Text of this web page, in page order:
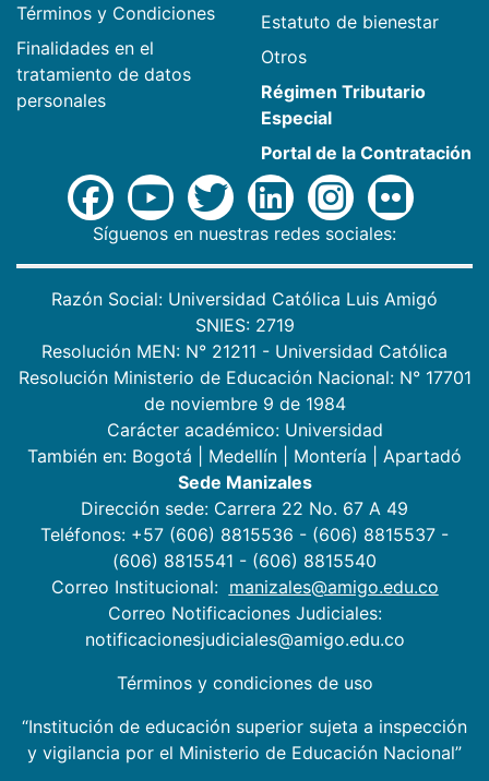
Términos y Condiciones
Finalidades en el
tratamiento de datos
personales
Estatuto de bienestar
Otros
Régimen Tributario
Especial
Portal de la Contratación
Síguenos en nuestras redes sociales:
Razón Social: Universidad Católica Luis Amigó
SNIES: 2719
Resolución MEN: N° 21211 - Universidad Católica
Resolución Ministerio de Educación Nacional: N° 17701
de noviembre 9 de 1984
Carácter académico: Universidad
También en: Bogotá Medellín Montería
Apartadó
Sede Manizales
Dirección sede: Carrera 22 No. 67 A 49
Teléfonos: +57 (606) 8815536 - (606) 8815537 -
(606) 8815541 - (606) 8815540
Correo Institucional: manizales@amigo.edu.co
Correo Notificaciones Judiciales:
notificacionesjudiciales@amigo.edu.co
Términos y condiciones de uso
“Institución de educación superior sujeta a inspección
y vigilancia por el Ministerio de Educación Nacional”